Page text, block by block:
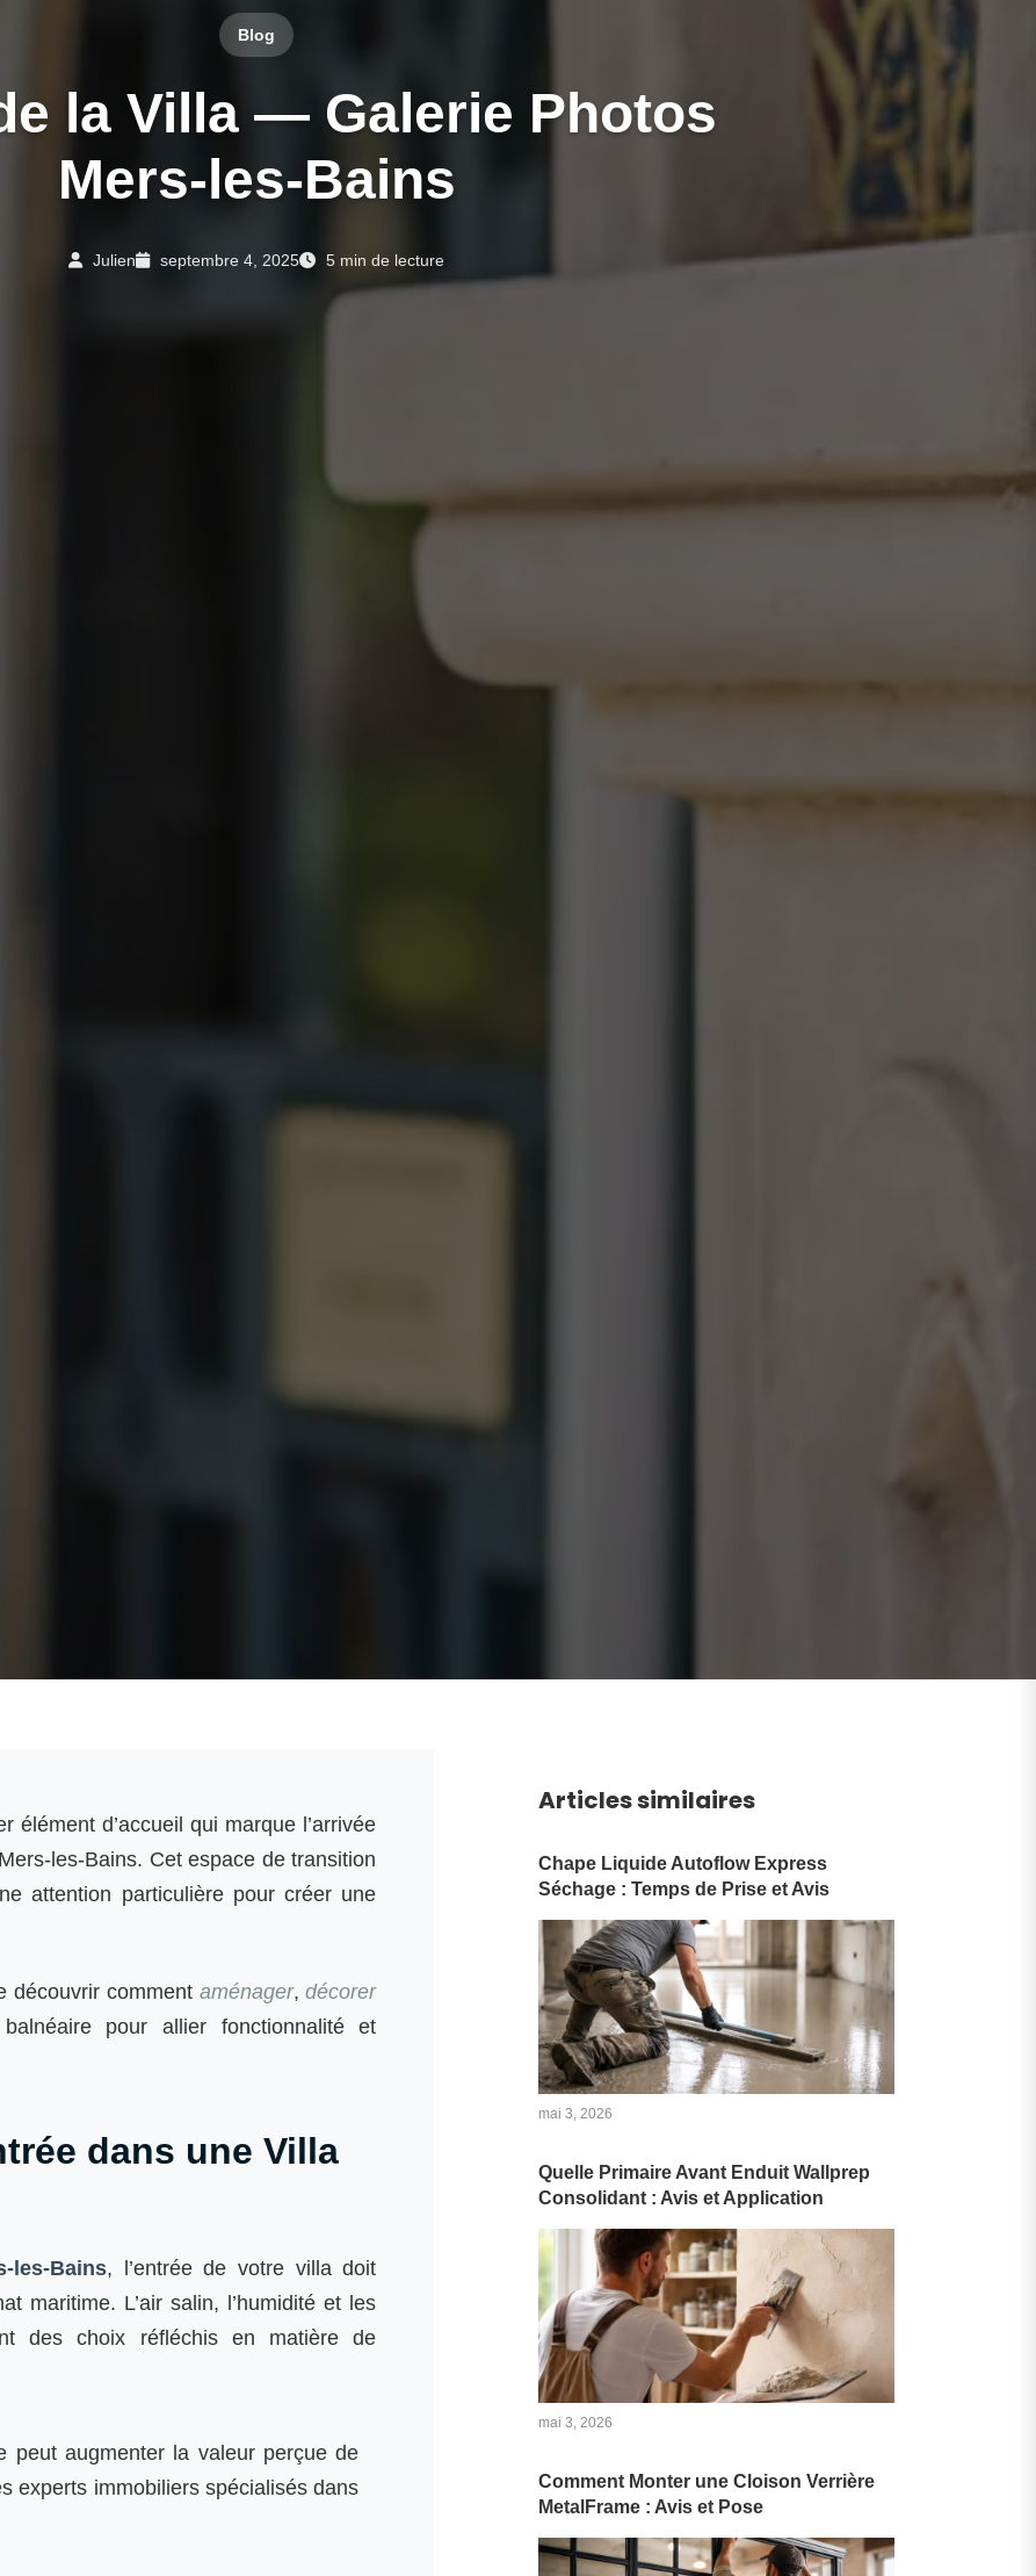
Blog
la Villa — Galerie Photos
Mers-les-Bains
Julien septembre 4, 2025 5 min de lecture
élément d’accueil qui marque l’arrivée
les-Bains. Cet espace de transition
attention particulière pour créer une
découvrir comment aménager,décorer
pour allier fonctionnalité et
dans une Villa
les-Bains, l’entrée de votre villa doit
maritime. L’air salin, l’humidité et les
des choix réfléchis en matière de
peut augmenter la valeur perçue de
experts immobiliers spécialisés dans
Articles similaires
Chape Liquide Autoflow Express
Séchage : Temps de Prise et Avis
mai 3, 2026
Quelle Primaire Avant Enduit Wallprep
Consolidant : Avis et Application
mai 3, 2026
Comment Monter une Cloison Verrière
MetalFrame : Avis et Pose